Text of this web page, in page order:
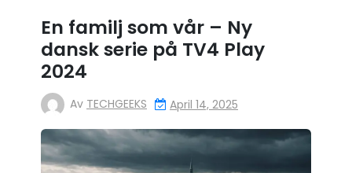
En familj som vår – Ny
dansk serie på TV4 Play
2024
Av TECHGEEKS April 14, 2025